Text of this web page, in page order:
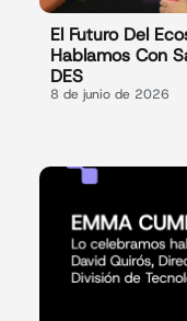
El Futuro Del
Hablamos Con
DES
8 de junio de 2026